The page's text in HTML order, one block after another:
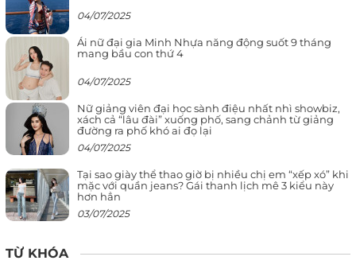
04/07/2025
Ái nữ đại gia Minh Nhựa năng động suốt 9 tháng
mang bầu con thứ 4
04/07/2025
Nữ giảng viên đại học sành điệu nhất nhì showbiz,
xách cả “lâu đài” xuống phố, sang chảnh từ giảng
đường ra phố khó ai đọ lại
04/07/2025
Tại sao giày thể thao giờ bị nhiều chị em “xếp xó” khi
mặc với quần jeans? Gái thanh lịch mê 3 kiểu này
hơn hẳn
03/07/2025
TỪ KHÓA